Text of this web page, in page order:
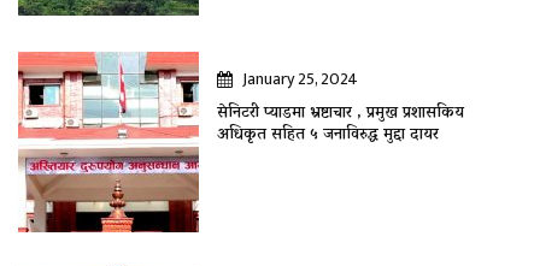
January 25, 2024
सेनिटरी प्याडमा भ्रष्टाचार , प्रमुख प्रशासकिय
अधिकृत सहित ५ जनाविरुद्ध मुद्दा दायर